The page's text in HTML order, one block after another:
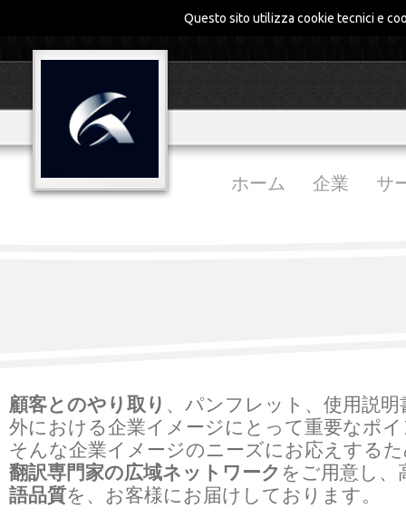
Questo sito utilizza cookie tecnici e
ホーム 企業 サ
顧客とのやり取り 、パンフレット、使用説
外における企業イメージにとって重要なポ
そんな企業イメージのニーズにお応えする
翻訳専門家の広域ネットワーク をご用意し
語品質を、お客様にお届けしております。